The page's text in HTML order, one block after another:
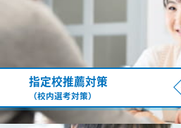
指定校推薦対策
（校内選考対策）